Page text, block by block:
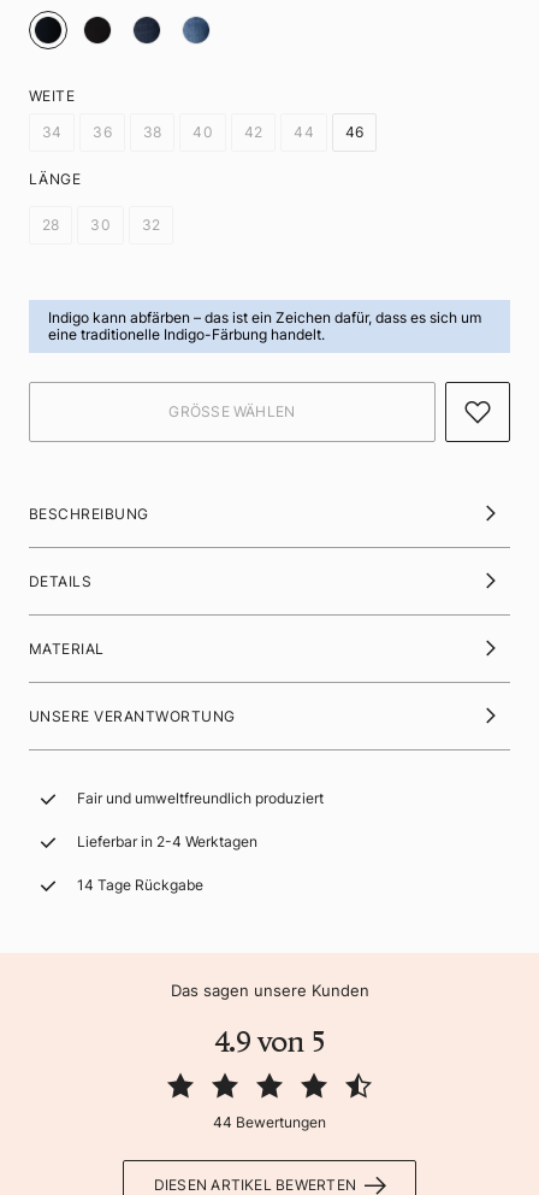
WEITE
34
36 38 40 42 44 46
LÄNGE
28 30 32
Indigo kann abfärben – das ist ein Zeichen dafür, dass es sich um
eine traditionelle Indigo-Färbung handelt.
BESCHREIBUNG
DETAILS
MATERIAL
UNSERE VERANTWORTUNG
Fair und umweltfreundlich produziert
Lieferbar in 2-4 Werktagen
14 Tage Rückgabe
Das sagen unsere Kunden
4.9 von 5
44 Bewertungen
DIESEN ARTIKEL BEWERTEN